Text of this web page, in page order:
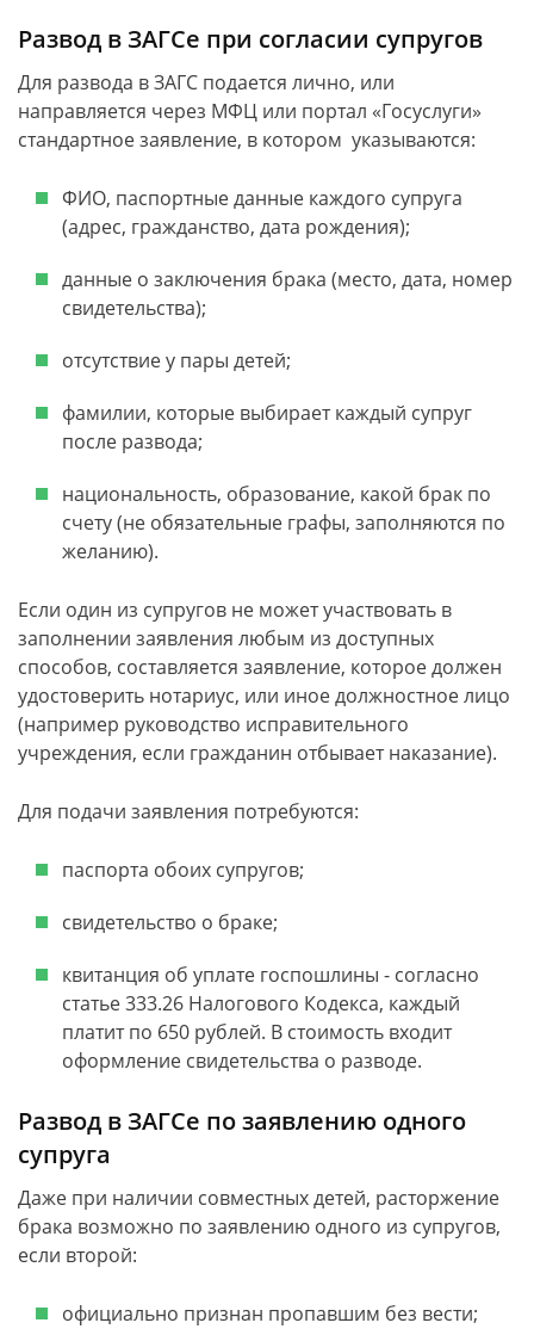
Развод в ЗАГСе при согласии супругов
Для развода в ЗАГС подается лично, или
направляется через МФЦ или портал «Госуслуги»
стандартное заявление, в котором указываются:
ФИО, паспортные данные каждого супруга
(адрес, гражданство, дата рождения);
данные о заключения брака (место, дата, номер
свидетельства);
отсутствие у пары детей;
фамилии, которые выбирает каждый супруг
после развода;
национальность, образование, какой брак по
счету (не обязательные графы, заполняются по
желанию).
Если один из супругов не может участвовать в
заполнении заявления любым из доступных
способов, составляется заявление, которое должен
удостоверить нотариус, или иное должностное лицо
(например руководство исправительного
учреждения, если гражданин отбывает наказание).
Для подачи заявления потребуются:
паспорта обоих супругов;
свидетельство о браке;
квитанция об уплате госпошлины - согласно
статье 333.26 Налогового Кодекса, каждый
платит по 650 рублей. В стоимость входит
оформление свидетельства о разводе.
Развод в ЗАГСе по заявлению одного
супруга
Даже при наличии совместных детей, расторжение
брака возможно по заявлению одного из супругов,
если второй:
официально признан пропавшим без вести;